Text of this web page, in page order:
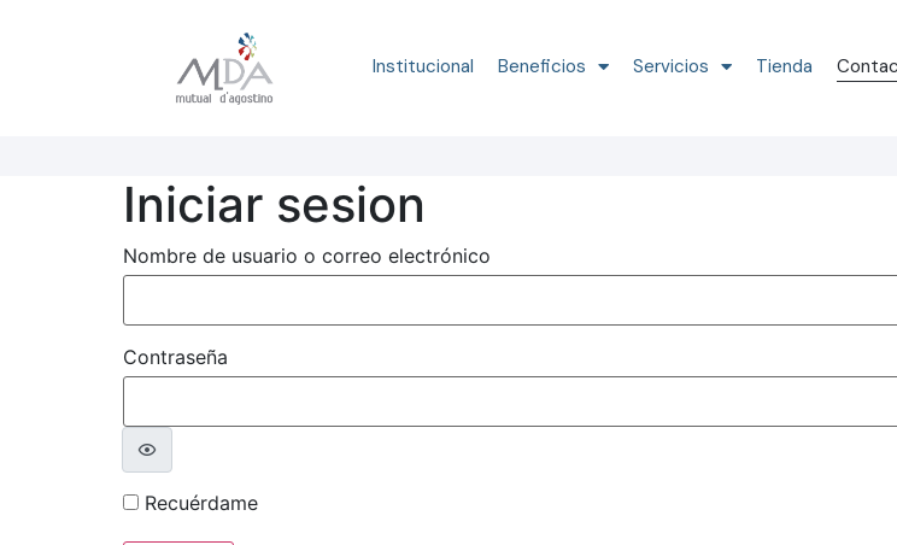
Institucional Beneficios Servicios Tienda
Iniciar sesion
Nombre de usuario o correo electrónico
Contraseña
Recuérdame